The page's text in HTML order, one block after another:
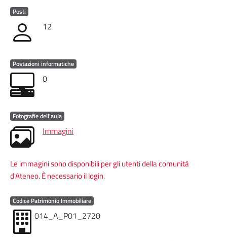
Posti
12
Postazioni informatiche
0
Fotografie dell'aula
Immagini
Le immagini sono disponibili per gli utenti della comunità
d'Ateneo. È necessario il login.
Codice Patrimonio Immobiliare
014_A_P01_2720